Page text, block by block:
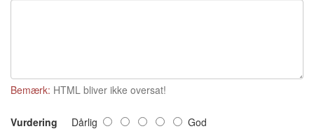
Bemærk: HTML bliver ikke oversat!
Vurdering Dårlig God